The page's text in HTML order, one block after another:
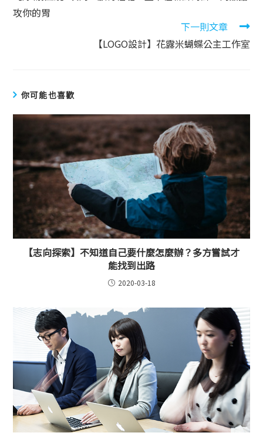
攻你的胃
下一則文章
【LOGO設計】花露米蝴蝶公主工作室
你可能也喜歡
【志向探索】不知道自己要什麼怎麼辦？多方嘗試才
能找到出路
2020-03-18